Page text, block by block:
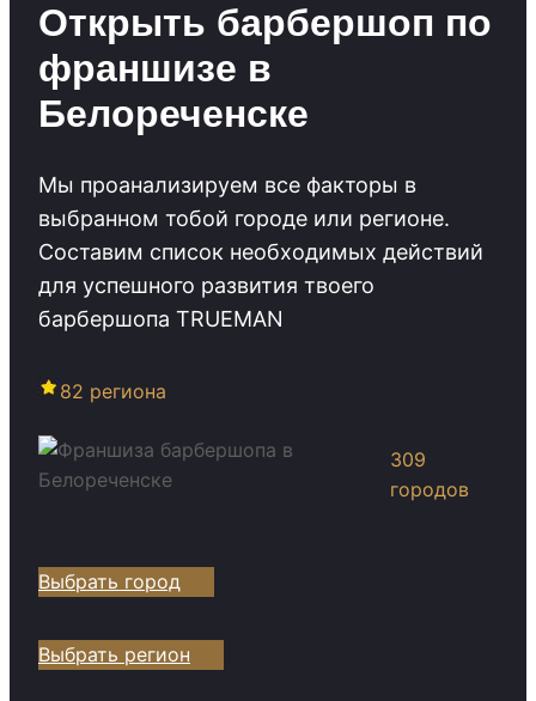
Открыть барбершоп по
франшизе в
Белореченске
Мы проанализируем все факторы в
выбранном тобой городе или регионе.
Cоставим список необходимых действий
для успешного развития твоего
барбершопа TRUEMAN
82 региона
309
городов
Выбрать город
Выбрать регион